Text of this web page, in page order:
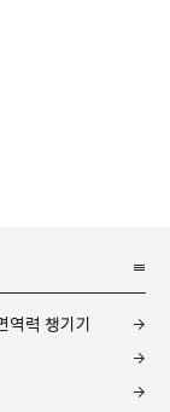
역력 챙기기